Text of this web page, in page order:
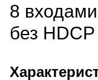
8
без HDCP